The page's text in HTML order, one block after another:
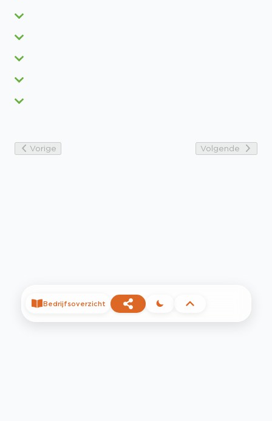
Vorige Volgende
Bedrijfsoverzicht